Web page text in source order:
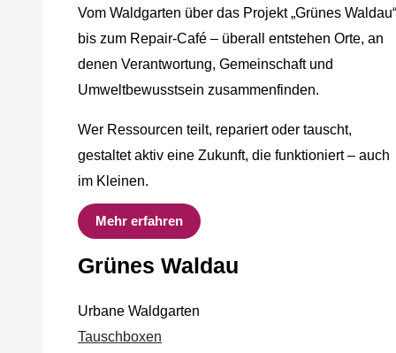
Vom Waldgarten über das Projekt „Grünes Waldau“
bis zum Repair-Café – überall entstehen Orte, an
denen Verantwortung, Gemeinschaft und
Umweltbewusstsein zusammenfinden.
Wer Ressourcen teilt, repariert oder tauscht,
gestaltet aktiv eine Zukunft, die funktioniert – auch
im Kleinen.
Mehr erfahren
Grünes Waldau
Urbane Waldgarten
Tauschboxen